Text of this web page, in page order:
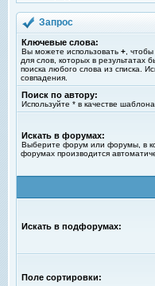
Запрос
Ключевые слова:
Вы можете использовать + ,
для слов, которых в
поиска любого слова из списка.
совпадения.
Поиск по автору:
Используйте * в качестве шаблона.
Искать в форумах:
Выберите форум или форумы, в
форумах производится
Искать в подфорумах:
Поле сортировки: